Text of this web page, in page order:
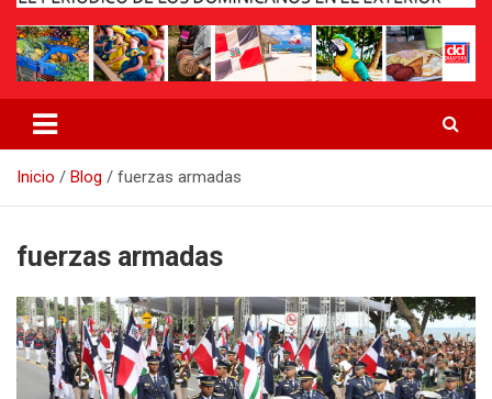
Periódico Diáspora Dominicana
Inicio Blog fuerzas armadas
fuerzas armadas